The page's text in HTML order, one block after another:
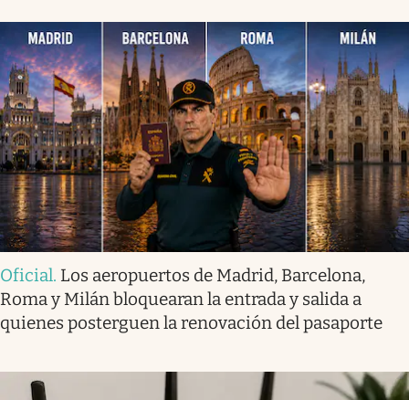
Oficial. Los aeropuertos de Madrid, Barcelona,
Roma y Milán bloquearan la entrada y salida a
quienes posterguen la renovación del pasaporte